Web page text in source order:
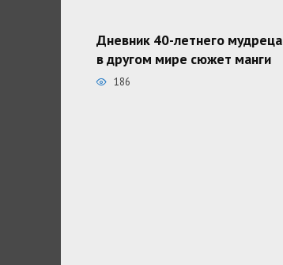
Дневник 40-летнего мудреца
в другом мире сюжет манги
186